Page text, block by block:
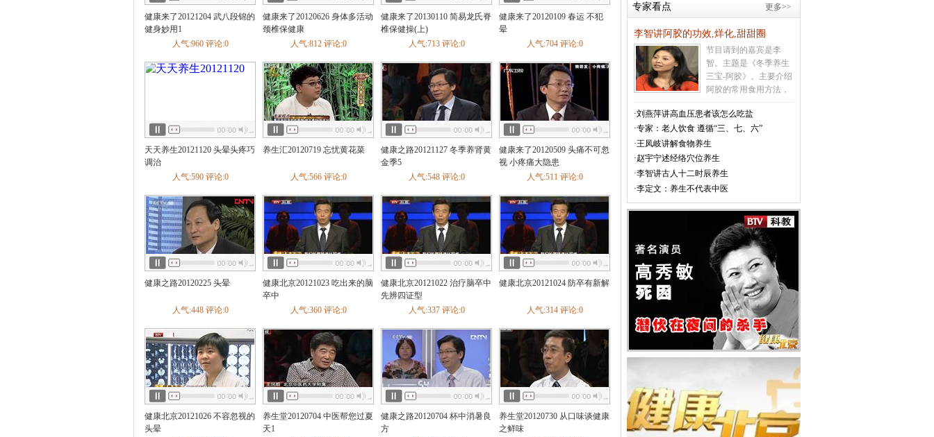
消化科
胰腺炎反流性食管炎 消化道出血 肠炎 结肠炎 消化不良 肠胃炎 腹泻 腹痛 便秘
十二指肠溃
急性肠炎 慢性胃炎 慢性浅表性胃炎 胃炎 肠易激综合征
不良
酒精肝 胃下垂 自身免疫性肝炎 慢性胰腺炎 肝性脑病 病毒性肝炎
酒精性脂肪肝
内分泌
糖尿病 甲亢甲减 甲状腺炎 矮小症 糖尿病足 内分泌失调 肥胖症 1型糖尿病 2型糖尿病
发育迟
甲状旁腺机能亢进 肢端肥大症 低血糖症 低钠血症 低钾血症 月经不调
胆固醇增高
支气管炎 肺癌 慢阻肺 咳嗽 肺结核 肺气肿 肺心病 支气管扩张 肺栓塞
睡眠呼吸暂停综合症
慢性支气管炎 急性上呼吸道感染 呼吸衰竭 急性呼吸窘迫综合征
病毒性肺
急性支气管炎 打鼾
发烧
血液科
白血病 贫血 血小板减少性紫癜 白细胞减少症 缺铁性贫血
慢性淋巴细胞白血病
整形科
肾结石 膀胱癌 前列腺炎 前列腺增生 尿结石 肾积水 男性不育
性功能障碍
窄
肾下垂 男性生殖器官感染 肾癌 肾血管性高血压 肾小管疾病 慢性肾功能衰竭 肾虚
阴道炎
痛经
普外科
乳腺纤维瘤 痔疮 乳腺增生 肝硬化
颈动脉体瘤
骨科
骨折 腰椎间盘突出 颈椎病 脊柱侧弯 膝关节损伤 腰椎管狭窄 股骨头坏死 骨质增生
脊柱骨折
手外伤 骨质疏松 强直性脊柱炎 关节损伤 腰肌劳损 足部骨折
韧带损伤
踝部扭伤 成人先天性髋关节脱位 肩周炎 骨癌 脊髓损伤 腱鞘炎 骨囊肿
胸椎管狭窄
类风湿性关节炎
骨纤维结构不良 筋膜炎 骨坏死 骨感染病 滑囊炎 运动创伤 化脓性关节炎
网球
髌骨脱位 髋关节结核 髌骨软骨软化症
折
膝关节韧带损伤 趾骨骨折 胸腰椎骨折 抽筋
健康来了20121204 武八段锦的
健身妙用1
人气:960 评论:0
健康来了20120626 身体多活动
颈椎保健康
人气:812 评论:0
健康来了20130110 简易龙氏脊
椎保健操(上)
人气:713 评论:0
健康来了20120109 春运 不犯
晕
人气:704 评论:0
天天养生20121120 头晕头疼巧
调治
人气:590 评论:0
养生汇20120719 忘忧黄花菜
人气:566 评论:0
健康之路20121127 冬季养肾黄
金季5
人气:548 评论:0
健康来了20120509 头痛不可忽
视 小疼痛大隐患
人气:511 评论:0
健康之路20120225 头晕
人气:448 评论:0
健康北京20121023 吃出来的脑
卒中
人气:360 评论:0
健康北京20121022 治疗脑卒中
先辨四证型
人气:337 评论:0
健康北京20121024 防卒有新解
人气:314 评论:0
健康北京20121026 不容忽视的
头晕
养生堂20120704 中医帮您过夏
天1
健康之路20120704 杯中消暑良
方
养生堂20120730 从口味谈健康
之鲜味
的人在这种天气要特别
注意防范心脑血管意外
的发生[详情]
专家看点 更多>>
李智讲阿胶的功效,烊化,甜甜圈
节目请到的嘉宾是李
智。主题是《冬季养生
三宝-阿胶》。主要介绍
阿胶的常用食用方法，
何辨别真假阿胶，不宜
食用阿胶的人群，甜甜
圈的制作方法等相关内
容[详情]
·刘燕萍讲高血压患者该怎么吃盐
·专家：老人饮食 遵循“三、七、六”
·王凤岐讲解食物养生
·赵宇宁述经络穴位养生
·李智讲古人十二时辰养生
·李定文：养生不代表中医